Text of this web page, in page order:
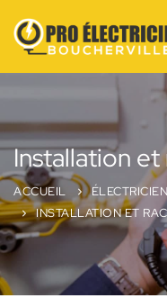
Installation
ACCUEIL
INSTALLATION ET